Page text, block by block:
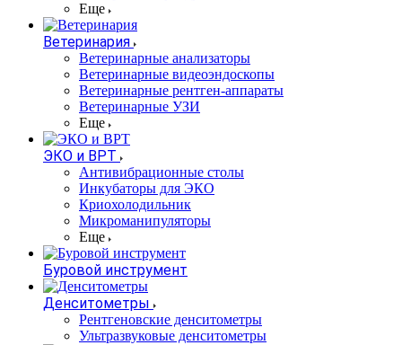
Еще
Ветеринария
Ветеринарные анализаторы
Ветеринарные видеоэндоскопы
Ветеринарные рентген-аппараты
Ветеринарные УЗИ
Еще
ЭКО и ВРТ
Антивибрационные столы
Инкубаторы для ЭКО
Криохолодильник
Микроманипуляторы
Еще
Буровой инструмент
Денситометры
Рентгеновские денситометры
Ультразвуковые денситометры